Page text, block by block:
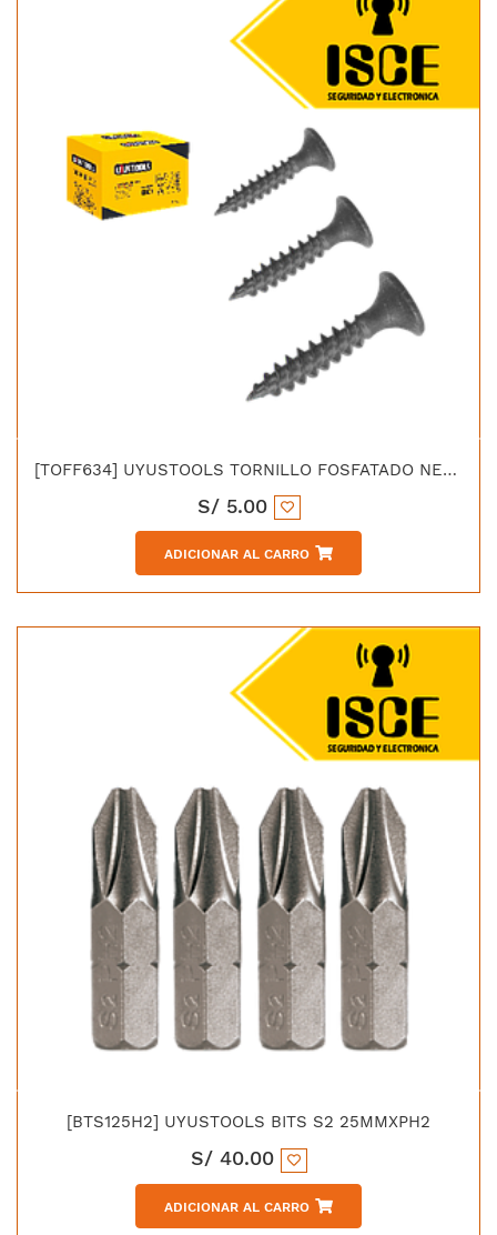
[TOFF634] UYUSTOOLS TORNILLO FOSFATADO NEGRO P/DRY-WALL PUNTA FINA 6X3/4"
S/ 5.00
ADICIONAR AL CARRO
[BTS125H2] UYUSTOOLS BITS S2 25MMXPH2
S/ 40.00
ADICIONAR AL CARRO